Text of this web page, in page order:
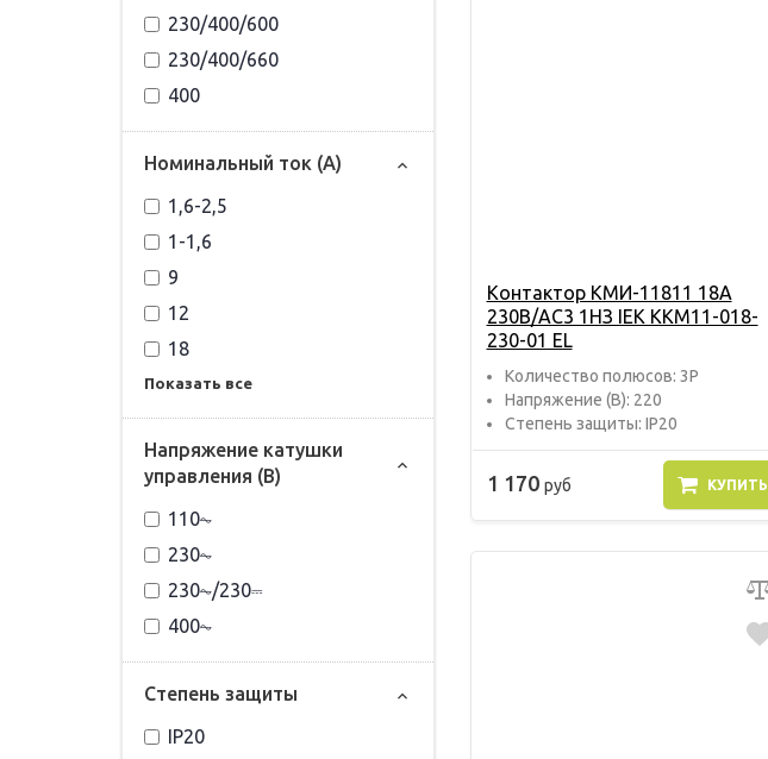
230/400/600
230/400/660
400
Номинальный ток (А)
1,6-2,5
1-1,6
9
12
18
Показать все
Напряжение катушки
управления (В)
110⏦
230⏦
230⏦/230⎓
400⏦
Степень защиты
IP20
Контактор КМИ-11811 18А
230В/АС3 1НЗ IEK KKM11-018-
230-01 EL
Количество полюсов: 3P
Напряжение (В): 220
Степень защиты: IP20
1 170 руб КУПИТЬ